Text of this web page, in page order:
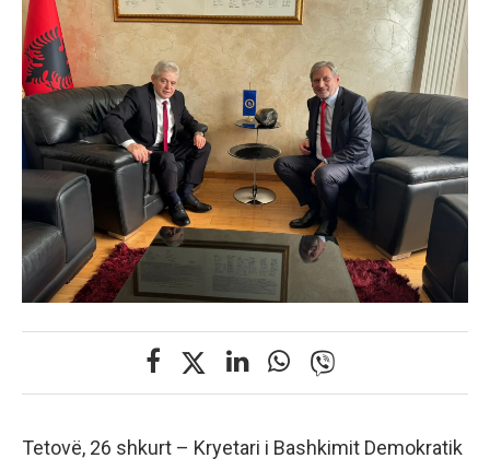
Tetovë, 26 shkurt – Kryetari i Bashkimit Demokratik